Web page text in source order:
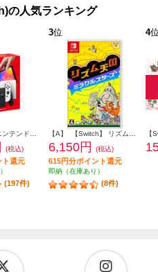
の人気ランキング
(税込)
ト還元
(197件)
3位
6,150円 (税込)
615円分ポイント還元
即納（在庫あり）
(8件)
4